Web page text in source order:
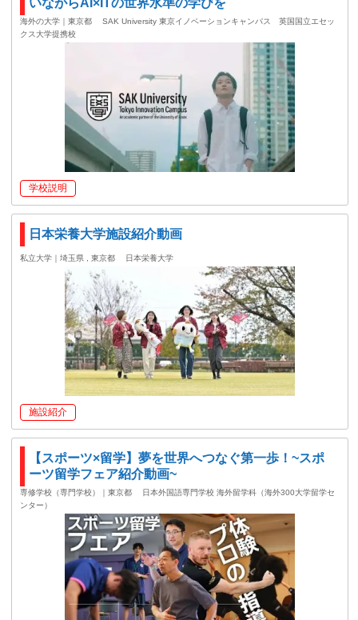
いながらAI×ITの世界水準の学びを
海外の大学｜東京都
SAK University 東京イノベーションキャンパス 英国国立エセッ
クス大学提携校
学校説明
日本栄養大学施設紹介動画
私立大学｜埼玉県 , 東京都 日本栄養大学
施設紹介
【スポーツ×留学】夢を世界へつなぐ第一歩！~スポ
ーツ留学フェア紹介動画~
専修学校（専門学校）｜東京都
日本外国語専門学校 海外留学科（海外300大学留学セ
ンター）